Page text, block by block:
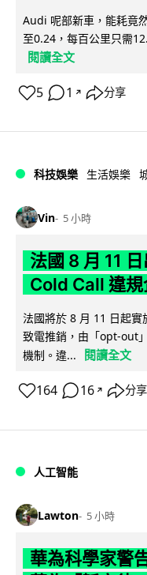
Audi 呢部新車，能耗竟
至0.24，每百公里只需
閱讀全文
5 1 ↗ 分享
科技娛樂 生活娛樂
Vin 5 小時
法國 8 月 11
Cold Call 違
法國將於 8 月 11 日起
致電推銷，由「opt-out
機制。違...
閱讀全文
164 16 ↗ 分享
人工智能
Lawton 5 小時
華為科學家警